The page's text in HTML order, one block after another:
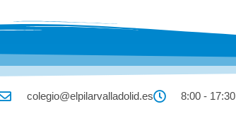
colegio@elpilarvalladolid.es 8:00 - 17:30